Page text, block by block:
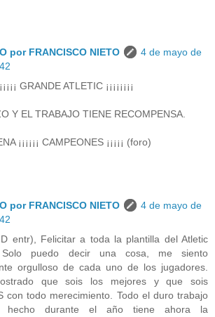
por FRANCISCO NIETO
4 de mayo de
GRANDE ATLETIC ¡¡¡¡¡¡¡¡
Y EL TRABAJO TIENE RECOMPENSA.
¡¡¡¡¡¡ CAMPEONES ¡¡¡¡¡ (foro)
por FRANCISCO NIETO
4 de mayo de
entr), Felicitar a toda la plantilla del Atletic
puedo decir una cosa, me siento
orgulloso de cada uno de los jugadores.
que sois los mejores y que sois
con todo merecimiento. Todo el duro trabajo
hecho durante el año tiene ahora la